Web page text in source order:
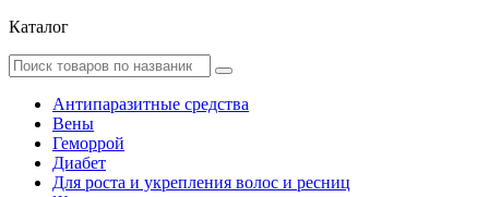
Каталог
Антипаразитные средства
Вены
Геморрой
Диабет
Для роста и укрепления волос и ресниц